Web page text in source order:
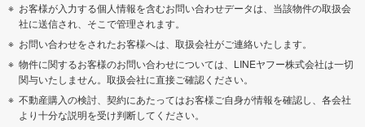
お客様が入力する個人情報を含むお問い合わせデータは、当該物件の取扱会
社に送信され、そこで管理されます。
お問い合わせをされたお客様へは、取扱会社がご連絡いたします。
物件に関するお客様のお問い合わせについては、LINEヤフー株式会社は一切
関与いたしません。取扱会社に直接ご確認ください。
不動産購入の検討、契約にあたってはお客様ご自身が情報を確認し、各会社
より十分な説明を受け判断してください。